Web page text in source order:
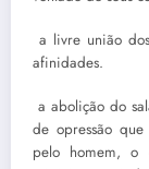
 a livre união
afinidades.
 a abolição do
de opressão
pelo homem,